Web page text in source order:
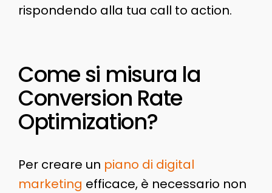
rispondendo alla tua call to action.
Come si misura la
Conversion Rate
Optimization?
Per creare un piano di digital
marketing efficace, è necessario non